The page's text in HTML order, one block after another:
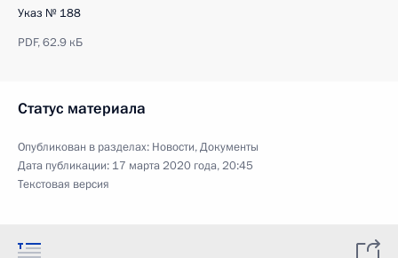
Указ № 188
PDF,62.9 кБ
Статус материала
Опубликован в разделах: Новости,Документы
Дата публикации: 17 марта 2020 года, 20:45
Текстовая версия